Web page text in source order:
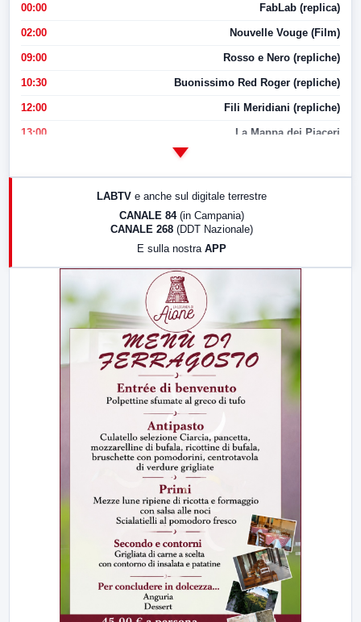
00:00 FabLab (replica)
02:00 Nouvelle Vouge (Film)
09:00 Rosso e Nero (repliche)
10:30 Buonissimo Red Roger (repliche)
12:00 Fili Meridiani (repliche)
13:00 La Mappa dei Piaceri
17:00 LabNews (replica)
LABTV e anche sul digitale terrestre
CANALE 84 (in Campania)
CANALE 268 (DDT Nazionale)
E sulla nostra APP